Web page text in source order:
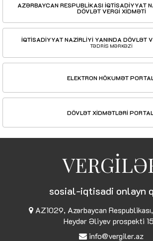
AZƏRBAYCAN RESPUBLİKASI İQTİSADİYYAT
DÖVLƏT VERGİ XİDMƏTİ
İQTİSADİYYAT NAZİRLİYİ YANINDA DÖVLƏT
TƏDRİS MƏRKƏZİ
ELEKTRON HÖKUMƏT
DÖVLƏT XİDMƏTLƏRİ
sosial-iqtisadi onlayn
AZ1029, Azərbaycan
Heydər Əliyev prospekti
info@vergiler.az